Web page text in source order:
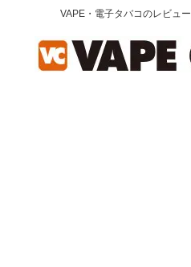
VAPE・電子タバコのレビュ